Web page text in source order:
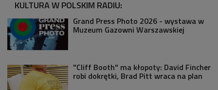
KULTURA W POLSKIM RADIU:
Grand Press Photo 2026 - wystawa w
Muzeum Gazowni Warszawskiej
"Cliff Booth" ma kłopoty: David Fincher
robi dokrętki, Brad Pitt wraca na plan